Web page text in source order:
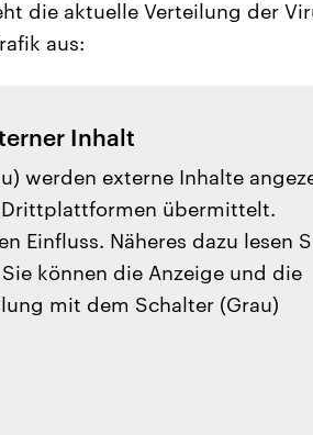
die aktuelle Verteilung der
aus:
Inhalt
werden externe Inhalte
Drittplattformen übermittelt.
Einfluss. Näheres dazu lesen
Sie können die Anzeige und die
mit dem Schalter (Grau)